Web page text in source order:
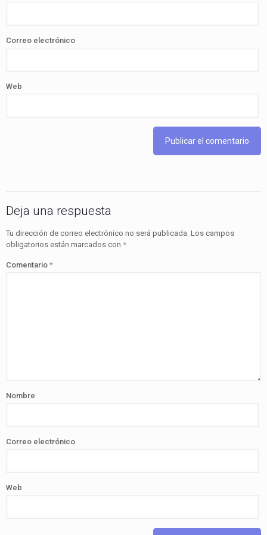
Correo electrónico
Web
Deja una respuesta
Tu dirección de correo electrónico no será publicada. Los campos
obligatorios están marcados con *
Comentario *
Nombre
Correo electrónico
Web